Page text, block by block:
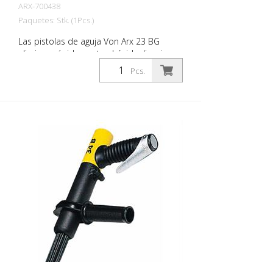
ARX-700438
Paquetes: Stk. (1Pcs.)
Las pistolas de aguja Von Arx 23 BG
eliminan rápidamente el óxido, limpian,
purifican y desbastan. Esencialmente,
alisan superficies irregulares. Como las
Arx adecuada para cada aplicación. Con
agujas de 2, 3 ó 4 mm según se requiera.
Peso: 2,0 kg (4,4 lbs) Tara: 2,5 kg (5,5 lbs)
Consumo de aire: 100 L/min (3,5 cfm)
Agujas ø 3mm: 19 uds. Presión del aire
máx. 7 bar (100 psi) Conexión: G 3/8 ''
Nivel de ruido: 101 dB (A)
Pcs.